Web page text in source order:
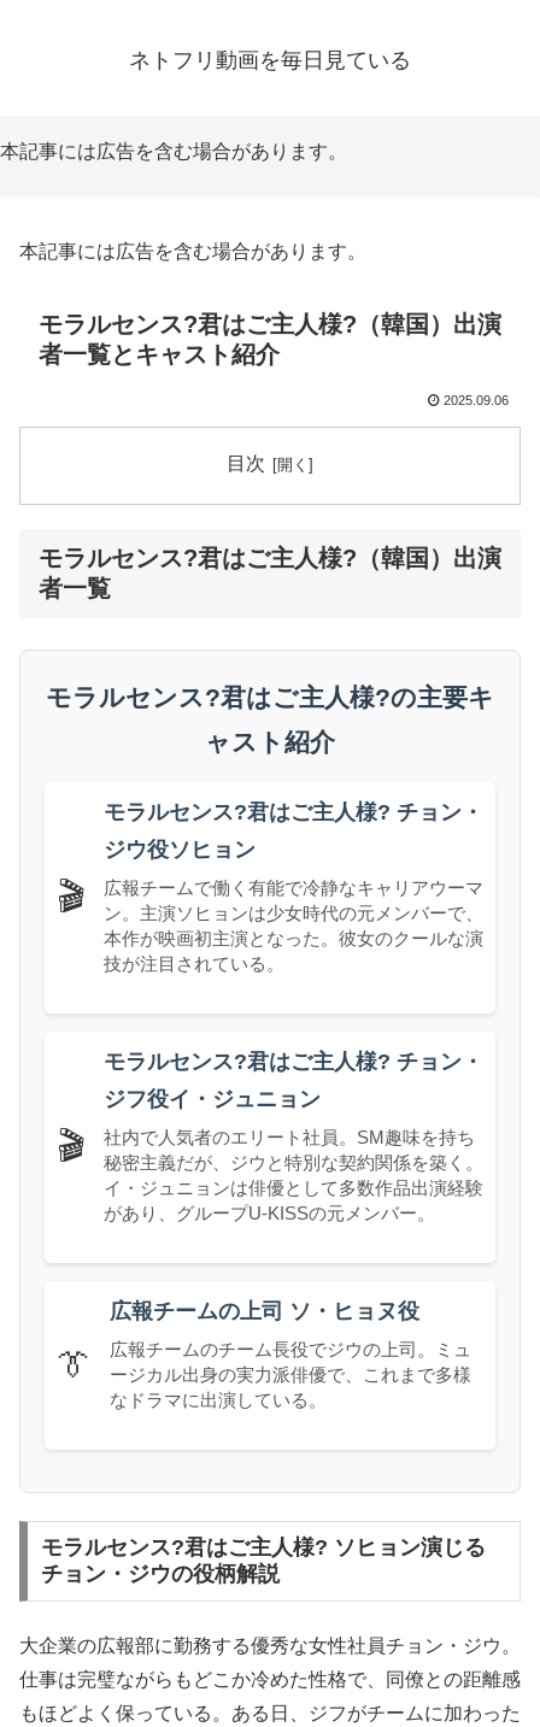
ネトフリ動画を毎日見ている
本記事には広告を含む場合があります。
本記事には広告を含む場合があります。
モラルセンス?君はご主人様?（韓国）出演
者一覧とキャスト紹介
2025.09.06
目次
モラルセンス?君はご主人様?（韓国）出演
者一覧
モラルセンス?君はご主人様?の主要キ
ャスト紹介
🎬
モラルセンス?君はご主人様? チョン・
ジウ役ソヒョン
広報チームで働く有能で冷静なキャリアウーマ
ン。主演ソヒョンは少女時代の元メンバーで、
本作が映画初主演となった。彼女のクールな演
技が注目されている。
🎬
モラルセンス?君はご主人様? チョン・
ジフ役イ・ジュニョン
社内で人気者のエリート社員。SM趣味を持ち
秘密主義だが、ジウと特別な契約関係を築く。
イ・ジュニョンは俳優として多数作品出演経験
があり、グループU-KISSの元メンバー。
👔
広報チームの上司 ソ・ヒョヌ役
広報チームのチーム長役でジウの上司。ミュ
ージカル出身の実力派俳優で、これまで多様
なドラマに出演している。
モラルセンス?君はご主人様? ソヒョン演じる
チョン・ジウの役柄解説
大企業の広報部に勤務する優秀な女性社員チョン・ジウ。
仕事は完璧ながらもどこか冷めた性格で、同僚との距離感
もほどよく保っている。ある日、ジフがチームに加わった